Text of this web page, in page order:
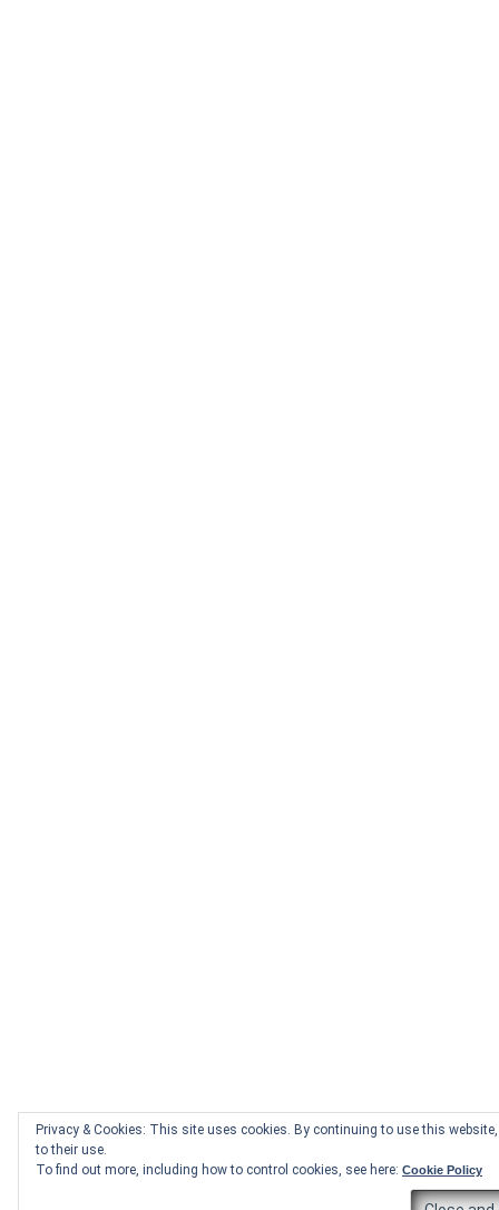
Privacy & Cookies: This site uses cookies. By continuing to use this
to their use.
To find out more, including how to control cookies, see here: Cookie Policy